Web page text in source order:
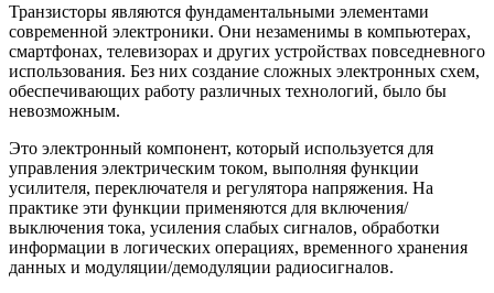
Транзисторы являются фундаментальными элементами
современной электроники. Они незаменимы в компьютерах,
смартфонах, телевизорах и других устройствах повседневного
использования. Без них создание сложных электронных схем,
обеспечивающих работу различных технологий, было бы
невозможным.
Это электронный компонент, который используется для
управления электрическим током, выполняя функции
усилителя, переключателя и регулятора напряжения. На
практике эти функции применяются для включения/
выключения тока, усиления слабых сигналов, обработки
информации в логических операциях, временного хранения
данных и модуляции/демодуляции радиосигналов.